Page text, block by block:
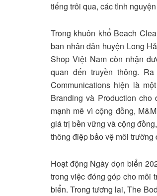
tiếng trôi qua, các tình
Trong khuôn khổ Beach
ban nhân dân huyện Long
Shop Việt Nam còn nhận
quan đến truyền thông.
Communications hiện là
Branding và Production
mạnh mẽ vì cộng đồng,
giá trị bền vững và cộng
thông điệp bảo vệ môi
Hoạt động Ngày dọn biển
trong việc đóng góp cho môi
biển. Trong tương lai, The